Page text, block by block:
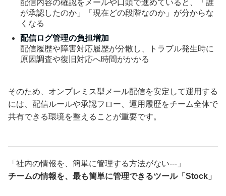
配信内容の確認をメールや口頭で進めていると、「誰
が承認したのか」「現在どの段階なのか」が分からな
くなる
配信ログ管理の負担増加
配信履歴や障害対応履歴が分散し、トラブル発生時に
原因調査や復旧対応へ時間がかかる
そのため、オンプレミス型メール配信を安定して運用する
には、配信ルールや承認フロー、運用履歴をチーム全体で
共有できる環境を整えることが重要です。
「社内の情報を、簡単に管理する方法がない---」
チームの情報を、最も簡単に管理できるツール「Stock」